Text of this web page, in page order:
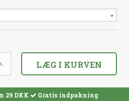
LÆG I KURVEN
29 DKK
Gratis indpakning